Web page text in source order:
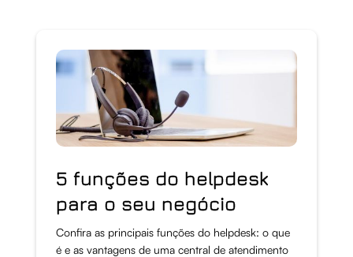
5 funções do helpdesk
para o seu negócio
Confira as principais funções do helpdesk: o que
é e as vantagens de uma central de atendimento